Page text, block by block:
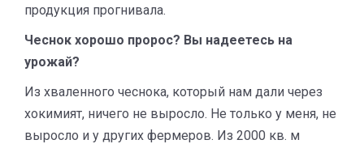
продукция прогнивала.
Чеснок хорошо пророс? Вы надеетесь на
урожай?
Из хваленного чеснока, который нам дали через
хокимият, ничего не выросло. Не только у меня, не
выросло и у других фермеров. Из 2000 кв. м